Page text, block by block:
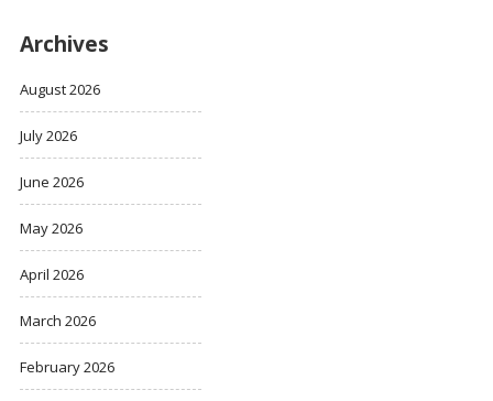
Archives
August 2026
July 2026
June 2026
May 2026
April 2026
March 2026
February 2026